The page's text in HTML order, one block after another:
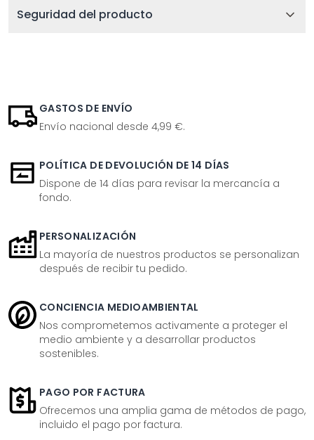
Seguridad del producto
GASTOS DE ENVÍO
Envío nacional desde 4,99 €.
POLÍTICA DE DEVOLUCIÓN DE 14 DÍAS
Dispone de 14 días para revisar la mercancía a
fondo.
PERSONALIZACIÓN
La mayoría de nuestros productos se personalizan
después de recibir tu pedido.
CONCIENCIA MEDIOAMBIENTAL
Nos comprometemos activamente a proteger el
medio ambiente y a desarrollar productos
sostenibles.
PAGO POR FACTURA
Ofrecemos una amplia gama de métodos de pago,
incluido el pago por factura.